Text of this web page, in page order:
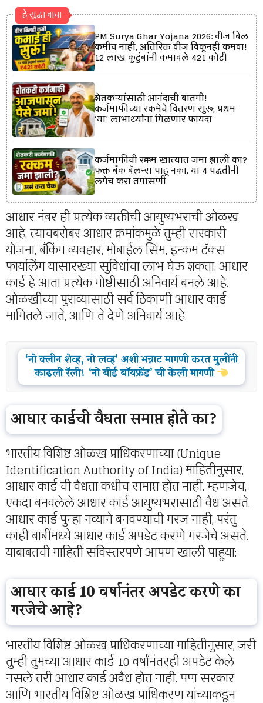
हे सुद्धा वाचा
PM Surya Ghar Yojana 2026: वीज बिल
कमीच नाही, अतिरिक्त वीज विकूनही कमवा!
12 लाख कुटुंबांनी कमावले ₹421 कोटी
शेतकऱ्यांसाठी आनंदाची बातमी!
कर्जमाफीच्या रकमेचे वितरण सुरू; प्रथम
‘या’ लाभार्थ्यांना मिळणार फायदा
कर्जमाफीची रक्कम खात्यात जमा झाली का?
फक्त बँक बॅलन्स पाहू नका, या 4 पद्धतींनी
लगेच करा तपासणी
आधार नंबर ही प्रत्येक व्यक्तीची आयुष्यभराची ओळख
आहे. त्याचबरोबर आधार क्रमांकमुळे तुम्ही सरकारी
योजना, बँकिंग व्यवहार, मोबाईल सिम, इन्कम टॅक्स
फायलिंग यासारख्या सुविधांचा लाभ घेऊ शकता. आधार
कार्ड हे आता प्रत्येक गोष्टीसाठी अनिवार्य बनले आहे.
ओळखीच्या पुराव्यासाठी सर्व ठिकाणी आधार कार्ड
मागितले जाते, आणि ते देणे अनिवार्य आहे.
‘नो क्लीन शेव्ह, नो लव्ह’ अशी भन्नाट मागणी करत मुलींनी
काढली रॅली! ‘नो बीर्ड बॉयफ्रेंड’ ची केली मागणी
आधार कार्डची वैधता समाप्त होते का?
भारतीय विशिष्ट ओळख प्राधिकरणाच्या (Unique
Identification Authority of India) माहितीनुसार,
आधार कार्ड ची वैधता कधीच समाप्त होत नाही. म्हणजेच,
एकदा बनवलेले आधार कार्ड आयुष्यभरासाठी वैध असते.
आधार कार्ड पुन्हा नव्याने बनवण्याची गरज नाही, परंतु
काही बाबींमध्ये आधार कार्ड अपडेट करणे गरजेचे असते.
याबाबतची माहिती सविस्तरपणे आपण खाली पाहूया:
आधार कार्ड 10 वर्षानंतर अपडेट करणे का
गरजेचे आहे?
भारतीय विशिष्ट ओळख प्राधिकरणाच्या माहितीनुसार, जरी
तुम्ही तुमच्या आधार कार्ड 10 वर्षांनंतरही अपडेट केले
नसले तरी आधार कार्ड अवैध होत नाही. पण सरकार
आणि भारतीय विशिष्ट ओळख प्राधिकरण यांच्याकडून